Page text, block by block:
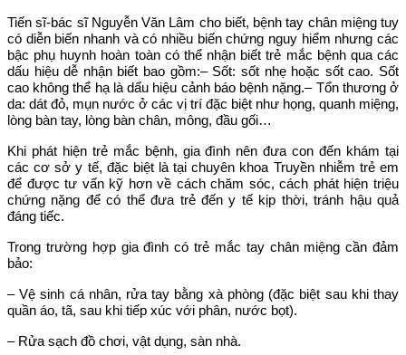
Tiến sĩ-bác sĩ Nguyễn Văn Lâm cho biết, bệnh tay chân miệng tuy
có diễn biến nhanh và có nhiều biến chứng nguy hiểm nhưng các
bậc phụ huynh hoàn toàn có thể nhận biết trẻ mắc bệnh qua các
dấu hiệu dễ nhận biết bao gồm:– Sốt: sốt nhẹ hoặc sốt cao. Sốt
cao không thể hạ là dấu hiệu cảnh báo bệnh nặng.– Tổn thương ở
da: dát đỏ, mụn nước ở các vị trí đặc biệt như họng, quanh miệng,
lòng bàn tay, lòng bàn chân, mông, đầu gối…
Khi phát hiện trẻ mắc bệnh, gia đình nên đưa con đến khám tại
các cơ sở y tế, đặc biệt là tại chuyên khoa Truyền nhiễm trẻ em
để được tư vấn kỹ hơn về cách chăm sóc, cách phát hiện triệu
chứng nặng để có thể đưa trẻ đến y tế kịp thời, tránh hậu quả
đáng tiếc.
Trong trường hợp gia đình có trẻ mắc tay chân miệng cần đảm
bảo:
– Vệ sinh cá nhân, rửa tay bằng xà phòng (đặc biệt sau khi thay
quần áo, tã, sau khi tiếp xúc với phân, nước bọt).
– Rửa sạch đồ chơi, vật dụng, sàn nhà.